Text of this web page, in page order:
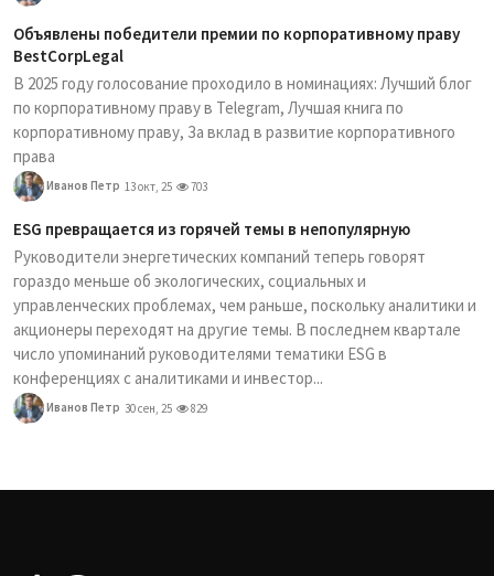
Объявлены победители премии по корпоративному праву
BestCorpLegal
В 2025 году голосование проходило в номинациях: Лучший блог
по корпоративному праву в Telegram, Лучшая книга по
корпоративному праву, За вклад в развитие корпоративного
права
Иванов Петр 13 окт, 25 703
ESG превращается из горячей темы в непопулярную
Руководители энергетических компаний теперь говорят
гораздо меньше об экологических, социальных и
управленческих проблемах, чем раньше, поскольку аналитики и
акционеры переходят на другие темы. В последнем квартале
число упоминаний руководителями тематики ESG в
конференциях с аналитиками и инвестор...
Иванов Петр 30 сен, 25 829